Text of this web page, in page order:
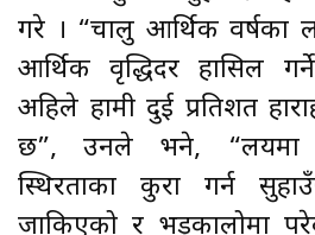
गरे । “चालु आर्थिक वर्षका
आर्थिक वृद्धिदर हासिल
अहिले हामी दुई प्रतिशत
छ”, उनले भने, “लयमा
स्थिरताका कुरा गर्न
जाकिएको र भड्कालोमा